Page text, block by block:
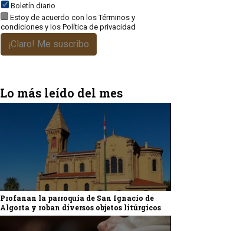
Boletín diario
Estoy de acuerdo con losTérminos y
condiciones y los Política de privacidad
¡Claro! Me suscribo
Lo más leído del mes
Profanan la parroquia de San Ignacio de
Algorta y roban diversos objetos litúrgicos